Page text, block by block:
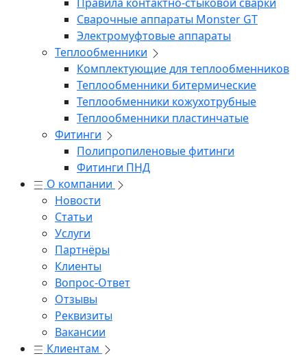
Сварочные аппараты Monster GT
Электромуфтовые аппараты
Теплообменники
Комплектующие для теплообменников
Теплообменники битермические
Теплообменники кожухотрубные
Теплообменники пластинчатые
Фитинги
Полипропиленовые фитинги
Фитинги ПНД
О компании
Новости
Статьи
Услуги
Партнёры
Клиенты
Вопрос-Ответ
Отзывы
Реквизиты
Вакансии
Клиентам